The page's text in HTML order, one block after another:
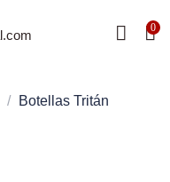
0
Botellas Tritán